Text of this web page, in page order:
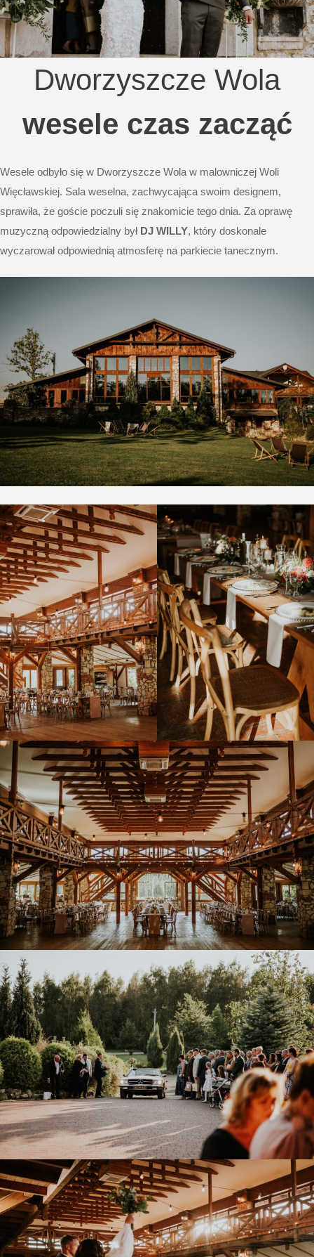
Dworzyszcze Wola
wesele czas zacząć
Wesele odbyło się w Dworzyszcze Wola w malowniczej Woli
Więcławskiej. Sala weselna, zachwycająca swoim designem,
sprawiła, że goście poczuli się znakomicie tego dnia. Za oprawę
muzyczną odpowiedzialny był DJ WILLY, który doskonale
wyczarował odpowiednią atmosferę na parkiecie tanecznym.